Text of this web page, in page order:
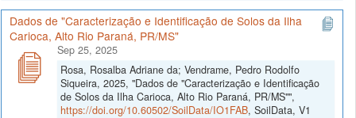
Dados de "Caracterização e Identificação de Solos da Ilha
Carioca, Alto Rio Paraná, PR/MS"
Sep 25, 2025
Rosa, Rosalba Adriane da; Vendrame, Pedro Rodolfo
Siqueira, 2025, "Dados de "Caracterização e Identificação
de Solos da Ilha Carioca, Alto Rio Paraná, PR/MS"",
https://doi.org/10.60502/SoilData/IO1FAB, SoilData, V1